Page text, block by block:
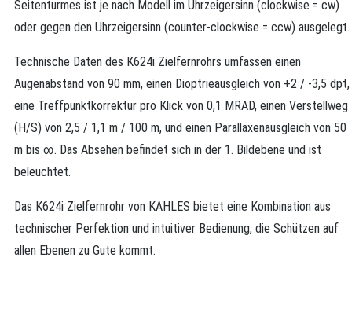
Seitenturmes ist je nach Modell im Uhrzeigersinn (clockwise = cw)
oder gegen den Uhrzeigersinn (counter-clockwise = ccw) ausgelegt.
Technische Daten des K624i Zielfernrohrs umfassen einen
Augenabstand von 90 mm, einen Dioptrieausgleich von +2 / -3,5 dpt,
eine Treffpunktkorrektur pro Klick von 0,1 MRAD, einen Verstellweg
(H/S) von 2,5 / 1,1 m / 100 m, und einen Parallaxenausgleich von 50
m bis ∞. Das Absehen befindet sich in der 1. Bildebene und ist
beleuchtet.
Das K624i Zielfernrohr von KAHLES bietet eine Kombination aus
technischer Perfektion und intuitiver Bedienung, die Schützen auf
allen Ebenen zu Gute kommt.